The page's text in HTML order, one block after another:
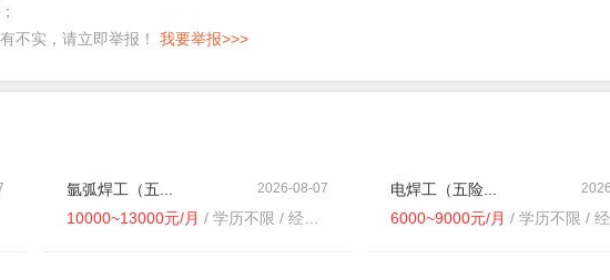
不实，请立即举报！ 我要举报>>>
2026-08-07
氩弧焊工（五...
10000~13000元/月 / 学历不限 / 经验不限
电焊工（五险...
6000~9000元/月 / 学历不限 / 经验